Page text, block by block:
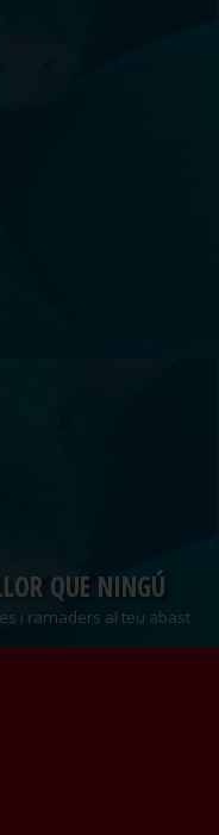
QUE NINGÚ
i ramaders al teu abast